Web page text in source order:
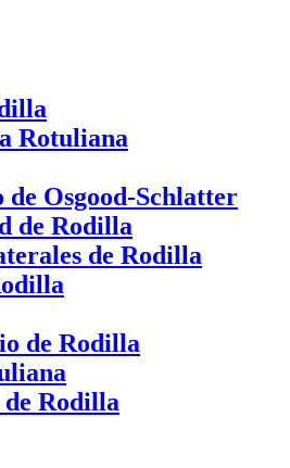
Rotuliana
Osgood-Schlatter
de Rodilla
de Rodilla
de Rodilla
Rodilla